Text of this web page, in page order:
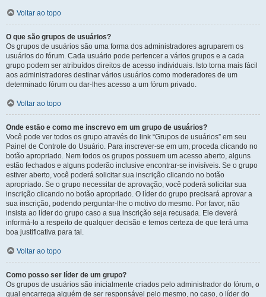
Voltar ao topo
O que são grupos de usuários?
Os grupos de usuários são uma forma dos administradores agruparem os
usuários do fórum. Cada usuário pode pertencer a vários grupos e a cada
grupo podem ser atribuídos direitos de acesso individuais. Isto torna mais fácil
aos administradores destinar vários usuários como moderadores de um
determinado fórum ou dar-lhes acesso a um fórum privado.
Voltar ao topo
Onde estão e como me inscrevo em um grupo de usuários?
Você pode ver todos os grupo através do link “Grupos de usuários” em seu
Painel de Controle do Usuário. Para inscrever-se em um, proceda clicando no
botão apropriado. Nem todos os grupos possuem um acesso aberto, alguns
estão fechados e alguns poderão inclusive encontrar-se invisíveis. Se o grupo
estiver aberto, você poderá solicitar sua inscrição clicando no botão
apropriado. Se o grupo necessitar de aprovação, você poderá solicitar sua
inscrição clicando no botão apropriado. O líder do grupo precisará aprovar a
sua inscrição, podendo perguntar-lhe o motivo do mesmo. Por favor, não
insista ao líder do grupo caso a sua inscrição seja recusada. Ele deverá
informá-lo a respeito de qualquer decisão e temos certeza de que terá uma
boa justificativa para tal.
Voltar ao topo
Como posso ser líder de um grupo?
Os grupos de usuários são inicialmente criados pelo administrador do fórum, o
qual encarrega alguém de ser responsável pelo mesmo, no caso, o líder do